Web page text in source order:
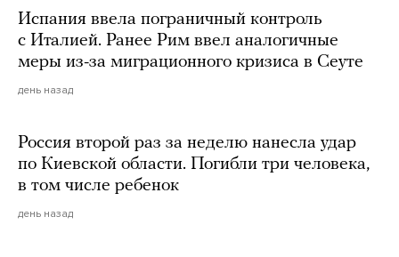
Испания ввела пограничный контроль
с Италией. Ранее Рим ввел аналогичные
меры из-за миграционного кризиса в Сеуте
день назад
Россия второй раз за неделю нанесла удар
по Киевской области. Погибли три человека,
в том числе ребенок
день назад